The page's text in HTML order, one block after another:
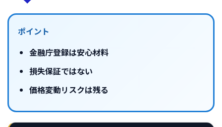
ポイント
金融庁登録は安心材料
損失保証ではない
価格変動リスクは残る